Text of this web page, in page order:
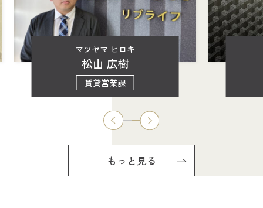
マツヤマ ヒロキ
松山 広樹
賃貸営業課
もっと見る